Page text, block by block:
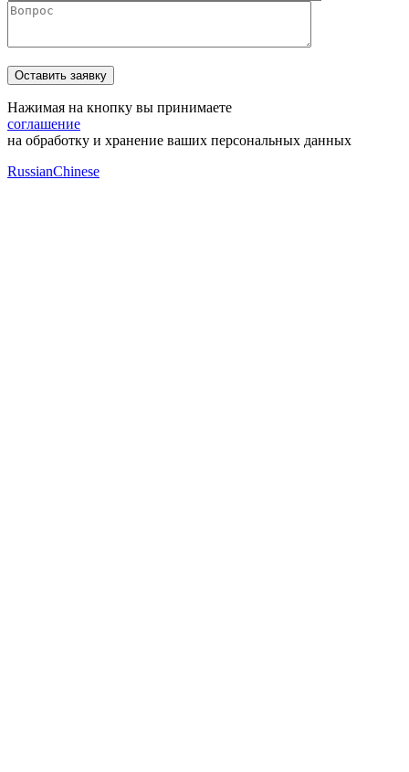
Нажимая на кнопку вы принимаете
соглашение
на обработку и хранение ваших персональных данных
RussianChinese